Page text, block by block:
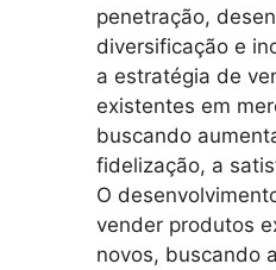
penetração,
diversificação e
a estratégia de
existentes em
buscando
fidelização, a
O
vender produtos
novos, buscando